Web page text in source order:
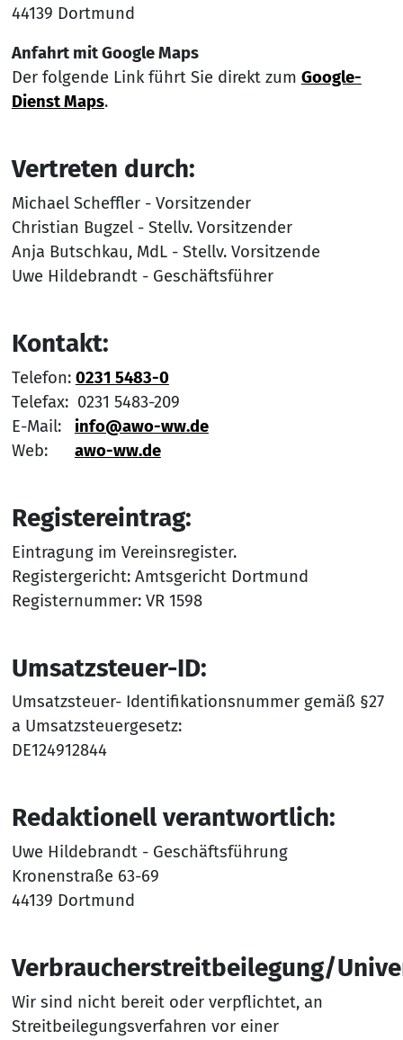
44139 Dortmund
Anfahrt mit Google Maps
Der folgende Link führt Sie direkt zum Google-
Dienst Maps.
Vertreten durch:
Michael Scheffler - Vorsitzender
Christian Bugzel - Stellv. Vorsitzender
Anja Butschkau, MdL - Stellv. Vorsitzende
Uwe Hildebrandt - Geschäftsführer
Kontakt:
Telefon: 0231 5483-0
Telefax: 0231 5483-209
E-Mail: info@awo-ww.de
Web: awo-ww.de
Registereintrag:
Eintragung im Vereinsregister.
Registergericht: Amtsgericht Dortmund
Registernummer: VR 1598
Umsatzsteuer-ID:
Umsatzsteuer- Identifikationsnummer gemäß §27
a Umsatzsteuergesetz:
DE124912844
Redaktionell verantwortlich:
Uwe Hildebrandt - Geschäftsführung
Kronenstraße 63-69
44139 Dortmund
Verbraucherstreitbeilegung/
Wir sind nicht bereit oder verpflichtet, an
Streitbeilegungsverfahren vor einer